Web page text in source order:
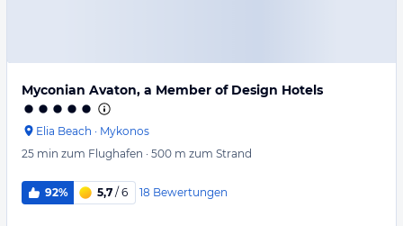
Myconian Avaton, a Member of Design Hotels
Elia Beach · Mykonos
25 min zum Flughafen · 500 m zum Strand
92% 5,7 / 6 18 Bewertungen